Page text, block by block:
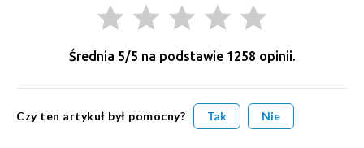
grade grade grade grade grade
Średnia 5/5 na podstawie 1258 opinii.
Czy ten artykuł był pomocny? Tak Nie